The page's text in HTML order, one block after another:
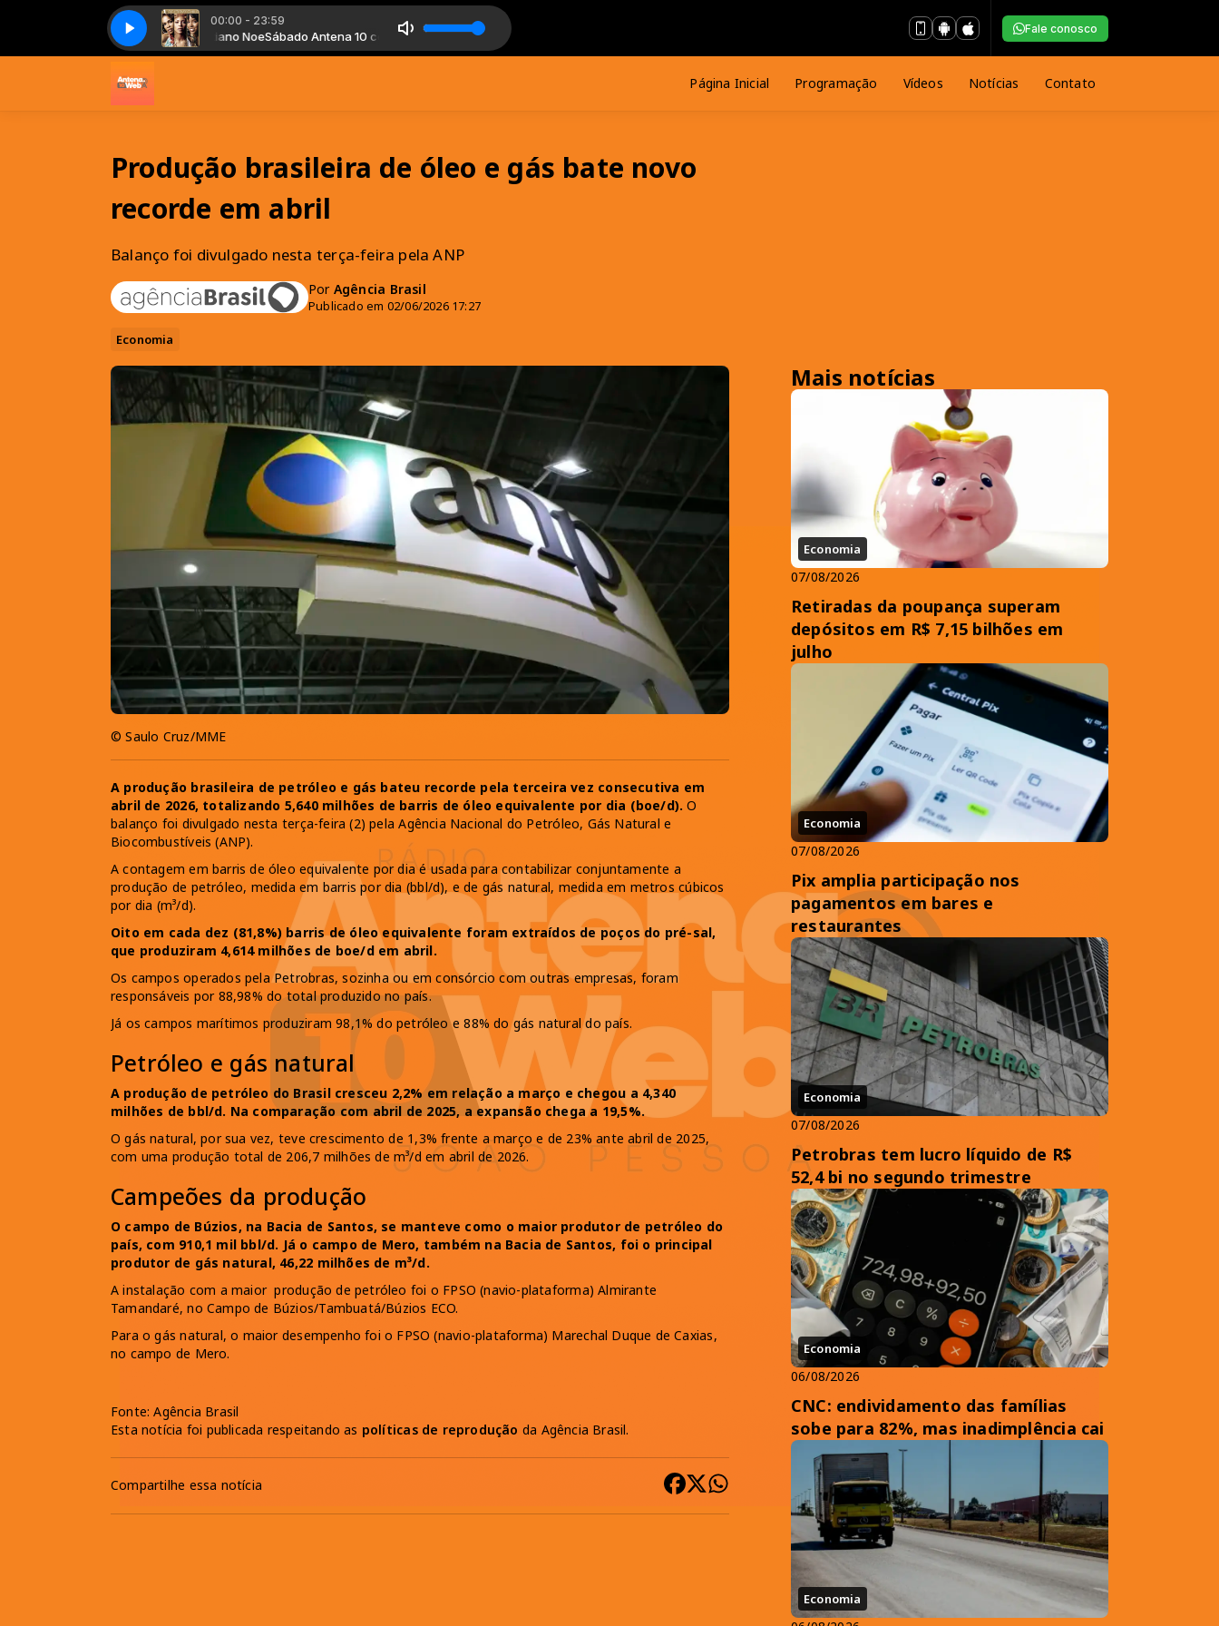
00:00 - 23:59
Sábado Antena 10 com Cristiano NoeSábado Antena 10 com Cristiano Noe
Beyoncé - Check On It (feat. Slim Thug)Beyoncé - Check On It (feat. Slim Thug)
Fale conosco
Página Inicial Programação Vídeos Notícias Contato
Produção brasileira de óleo e gás bate novo
recorde em abril
Balanço foi divulgado nesta terça-feira pela ANP
Por Agência Brasil
Publicado em 02/06/2026 17:27
Economia
© Saulo Cruz/MME
A produção brasileira de petróleo e gás bateu recorde pela terceira vez consecutiva em
abril de 2026, totalizando 5,640 milhões de barris de óleo equivalente por dia (boe/d). O
balanço foi divulgado nesta terça-feira (2) pela Agência Nacional do Petróleo, Gás Natural e
Biocombustíveis (ANP).
A contagem em barris de óleo equivalente por dia é usada para contabilizar conjuntamente a
produção de petróleo, medida em barris por dia (bbl/d), e de gás natural, medida em metros cúbicos
por dia (m³/d).
Oito em cada dez (81,8%) barris de óleo equivalente foram extraídos de poços do pré-sal,
que produziram 4,614 milhões de boe/d em abril.
Os campos operados pela Petrobras, sozinha ou em consórcio com outras empresas, foram
responsáveis por 88,98% do total produzido no país.
Já os campos marítimos produziram 98,1% do petróleo e 88% do gás natural do país.
Petróleo e gás natural
A produção de petróleo do Brasil cresceu 2,2% em relação a março e chegou a 4,340
milhões de bbl/d. Na comparação com abril de 2025, a expansão chega a 19,5%.
O gás natural, por sua vez, teve crescimento de 1,3% frente a março e de 23% ante abril de 2025,
com uma produção total de 206,7 milhões de m³/d em abril de 2026.
Campeões da produção
O campo de Búzios, na Bacia de Santos, se manteve como o maior produtor de petróleo do
país, com 910,1 mil bbl/d. Já o campo de Mero, também na Bacia de Santos, foi o principal
produtor de gás natural, 46,22 milhões de m³/d.
A instalação com a maior produção de petróleo foi o FPSO (navio-plataforma) Almirante
Tamandaré, no Campo de Búzios/Tambuatá/Búzios ECO.
Para o gás natural, o maior desempenho foi o FPSO (navio-plataforma) Marechal Duque de Caxias,
no campo de Mero.
Fonte: Agência Brasil
Esta notícia foi publicada respeitando as políticas de reprodução da Agência Brasil.
Compartilhe essa notícia
Mais notícias
Economia
07/08/2026
Retiradas da poupança superam
depósitos em R$ 7,15 bilhões em
julho
Economia
07/08/2026
Pix amplia participação nos
pagamentos em bares e
restaurantes
Economia
07/08/2026
Petrobras tem lucro líquido de R$
52,4 bi no segundo trimestre
Economia
06/08/2026
CNC: endividamento das famílias
sobe para 82%, mas inadimplência cai
Economia